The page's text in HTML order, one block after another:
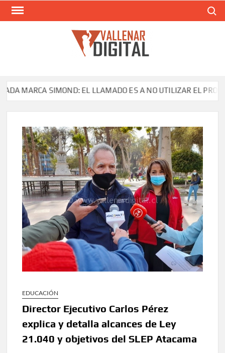
Saltar
SIMOND: EL LLAMADO ES A NO UTILIZAR EL PRODUCTO
EDUCACIÓN
Director Ejecutivo Carlos Pérez
explica y detalla alcances de Ley
21.040 y objetivos del SLEP Atacama